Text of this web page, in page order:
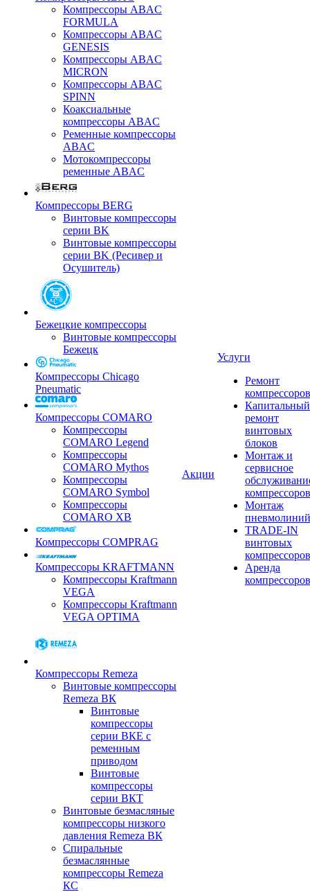
Компрессоры ABAC
FORMULA
Компрессоры ABAC
GENESIS
Компрессоры ABAC
MICRON
Компрессоры ABAC
SPINN
Коаксиальные
компрессоры ABAC
Ременные компрессоры
ABAC
Мотокомпрессоры
ременные ABAC
Компрессоры BERG
Винтовые компрессоры
серии BK
Винтовые компрессоры
серии BK (Ресивер и
Осушитель)
Бежецкие компрессоры
Винтовые компрессоры
Бежецк
Компрессоры Chicago
Pneumatic
Компрессоры COMARO
Компрессоры
COMARO Legend
Компрессоры
COMARO Mythos
Компрессоры
COMARO Symbol
Компрессоры
COMARO XB
Компрессоры COMPRAG
Компрессоры KRAFTMANN
Компрессоры Kraftmann
VEGA
Компрессоры Kraftmann
VEGA OPTIMA
Компрессоры Remeza
Винтовые компрессоры
Remeza ВК
Винтовые
компрессоры
серии ВКЕ с
ременным
приводом
Винтовые
компрессоры
серии ВКТ
Винтовые безмасляные
компрессоры низкого
давления Remeza ВК
Спиральные
безмаслянные
компрессоры Remeza
КС
Акции
Услуги
Ремонт
компрессоров
Капитальный
ремонт
винтовых
блоков
Монтаж и
сервисное
компрессоров
Монтаж
пневмолиний
TRADE-IN
винтовых
компрессоров
Аренда
компрессоров